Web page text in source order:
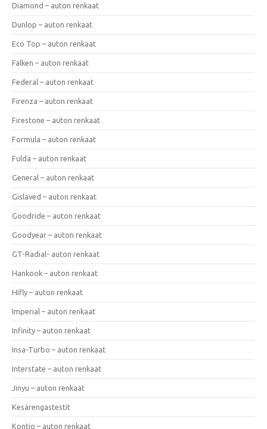
Diamond – auton renkaat
Dunlop – auton renkaat
Eco Top – auton renkaat
Falken – auton renkaat
Federal – auton renkaat
Firenza – auton renkaat
Firestone – auton renkaat
Formula – auton renkaat
Fulda – auton renkaat
General – auton renkaat
Gislaved – auton renkaat
Goodride – auton renkaat
Goodyear – auton renkaat
GT-Radial- auton renkaat
Hankook – auton renkaat
Hifly – auton renkaat
Imperial – auton renkaat
Infinity – auton renkaat
Insa-Turbo – auton renkaat
Interstate – auton renkaat
Jinyu – auton renkaat
Kesärengastestit
Kontio – auton renkaat